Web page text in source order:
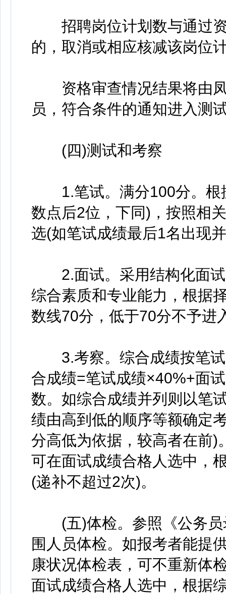
招聘岗位计划数与通过资
的，取消或相应核减该岗位
资格审查情况结果将由凤
员，符合条件的通知进入测
(四)测试和考察
1.笔试。满分100分。根
数点后2位，下同)，按照相
选(如笔试成绩最后1名出现
2.面试。采用结构化面试
综合素质和专业能力，根据
数线70分，低于70分不予进
3.考察。综合成绩按笔试
合成绩=笔试成绩×40%+面
数。如综合成绩并列则以笔
绩由高到低的顺序等额确定
分高低为依据，较高者在前)
可在面试成绩合格人选中，
(递补不超过2次)。
(五)体检。参照《公务员
围人员体检。如报考者能提
康状况体检表，可不重新体
面试成绩合格人选中，根据